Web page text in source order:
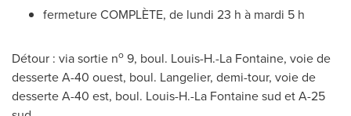
fermeture COMPLÈTE, de lundi 23 h à mardi 5 h
Détour : via sortie no 9, boul. Louis-H.-La Fontaine, voie de
desserte A-40 ouest, boul. Langelier, demi-tour, voie de
desserte A-40 est, boul. Louis-H.-La Fontaine sud et A-25